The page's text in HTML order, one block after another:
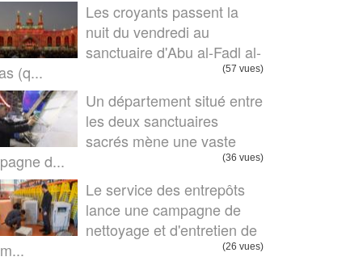
Les croyants passent la
nuit du vendredi au
sanctuaire d'Abu al-Fadl al-
(q...
(57 vues)
Un département situé entre
les deux sanctuaires
sacrés mène une vaste
d...
(36 vues)
Le service des entrepôts
lance une campagne de
nettoyage et d'entretien de
(26 vues)